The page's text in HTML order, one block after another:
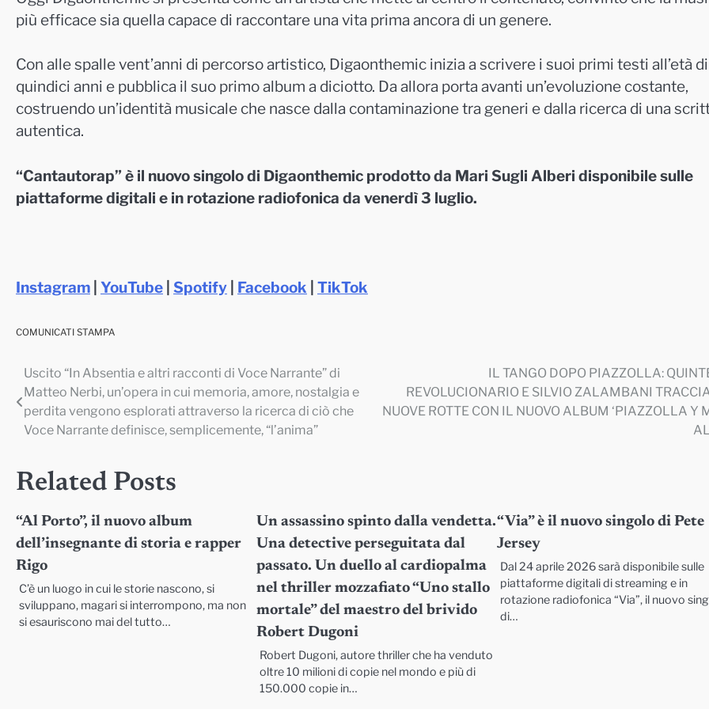
più efficace sia quella capace di raccontare una vita prima ancora di un genere.
Con alle spalle vent’anni di percorso artistico, Digaonthemic inizia a scrivere i suoi primi testi all’età di
quindici anni e pubblica il suo primo album a diciotto. Da allora porta avanti un’evoluzione costante,
costruendo un’identità musicale che nasce dalla contaminazione tra generi e dalla ricerca di una
autentica.
“Cantautorap” è il nuovo singolo di Digaonthemic prodotto da Mari Sugli Alberi disponibile sulle
piattaforme digitali e in rotazione radiofonica da venerdì 3 luglio.
Instagram YouTube Spotify Facebook TikTok
COMUNICATI STAMPA
Navigazione
articoli
Uscito “In Absentia e altri racconti di Voce Narrante” di
Matteo Nerbi, un’opera in cui memoria, amore, nostalgia e
perdita vengono esplorati attraverso la ricerca di ciò che
Voce Narrante definisce, semplicemente, “l’anima”
IL TANGO DOPO PIAZZOLLA:
REVOLUCIONARIO E SILVIO ZALAMBANI
NUOVE ROTTE CON IL NUOVO ALBUM ‘PIAZZOLLA Y
Related Posts
“Al Porto”, il nuovo album
dell’insegnante di storia e rapper
Rigo
C’è un luogo in cui le storie nascono, si
sviluppano, magari si interrompono, ma non
si esauriscono mai del tutto…
Un assassino spinto dalla vendetta.
Una detective perseguitata dal
passato. Un duello al cardiopalma
nel thriller mozzafiato “Uno stallo
mortale” del maestro del brivido
Robert Dugoni
Robert Dugoni, autore thriller che ha venduto
oltre 10 milioni di copie nel mondo e più di
150.000 copie in…
“Via” è il nuovo singolo di Pete
Jersey
Dal 24 aprile 2026 sarà disponibile sulle
piattaforme digitali di streaming e in
rotazione radiofonica “Via”, il nuovo
di…